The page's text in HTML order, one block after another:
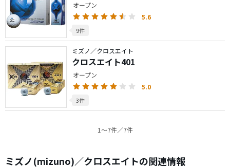
オープン
5.6
9件
ミズノ／クロスエイト
クロスエイト401
オープン
5.0
3件
1〜7件／7件
ミズノ(mizuno)／クロスエイトの関連情報